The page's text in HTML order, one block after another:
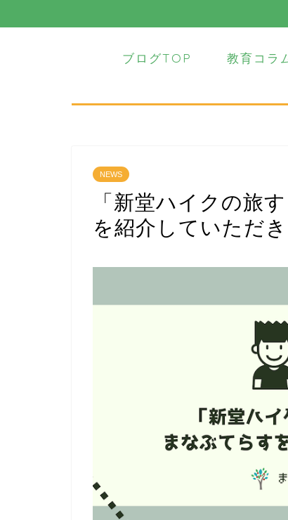
ブログTOP 教育コラ
NEWS
「新堂ハイクの旅
を紹介していただき